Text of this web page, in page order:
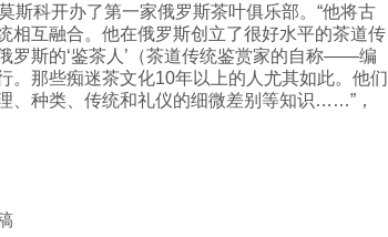
斯科开办了第一家俄罗斯茶叶俱乐部。“他将古
相互融合。他在俄罗斯创立了很好水平的茶道传
罗斯的‘鉴茶人 ’（茶道传统鉴赏家的自称——编
。那些痴迷茶文化10年以上的人尤其如此。他们
、种类、传统和礼仪的细微差别等知识……”，